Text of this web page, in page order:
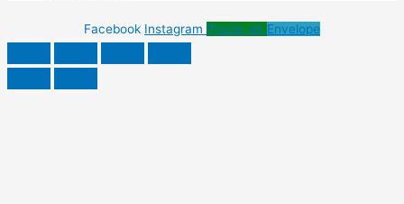
Facebook Instagram Phone-alt Envelope